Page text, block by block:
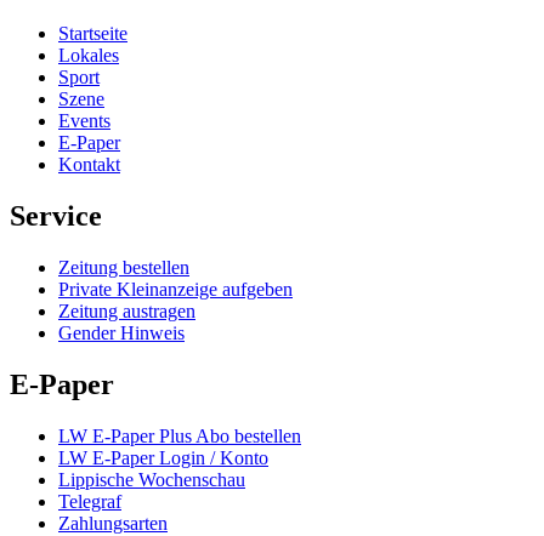
Startseite
Lokales
Sport
Szene
Events
E-Paper
Kontakt
Service
Zeitung bestellen
Private Kleinanzeige aufgeben
Zeitung austragen
Gender Hinweis
E-Paper
LW E-Paper Plus Abo bestellen
LW E-Paper Login / Konto
Lippische Wochenschau
Telegraf
Zahlungsarten